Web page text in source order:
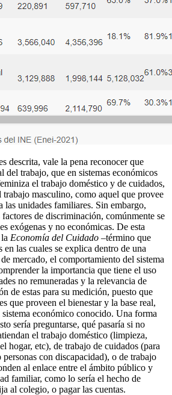
descrita, vale la pena reconocer que
del trabajo, que en sistemas económicos
el trabajo doméstico y de cuidados,
trabajo masculino, como aquel que provee
las unidades familiares. Sin embargo,
factores de discriminación, comúnmente se
exógenas y no económicas. De esta
Economía del Cuidado –término que
las cuales se explica dentro de una
mercado, el comportamiento del sistema
la importancia que tiene el uso
no remuneradas y la relevancia de
de estas para su medición, puesto que
que proveen el bienestar y la base real,
sistema económico conocido. Una forma
sería preguntarse, qué pasaría si no
el trabajo doméstico (limpieza,
hogar, etc), de trabajo de cuidados (para
con discapacidad), o de trabajo
al enlace entre el ámbito público y
familiar, como lo sería el hecho de
al colegio, o pagar las cuentas.